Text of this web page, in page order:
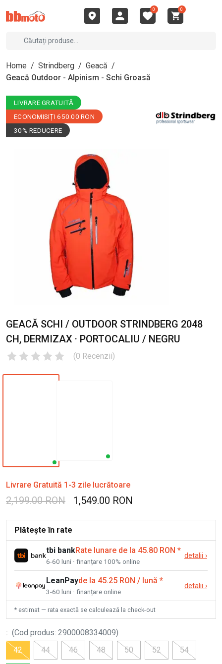
0 0
Home / Strindberg / Geacă /
Geacă Outdoor - Alpinism - Schi Groasă
LIVRARE GRATUITĂ
ECONOMISIȚI 650.00 RON
30% REDUCERE
GEACĂ SCHI / OUTDOOR STRINDBERG 2048
CH, DERMIZAX · PORTOCALIU / NEGRU
(0 Recenzii)
Livrare Gratuită 1-3 zile lucrătoare
2,199.00 RON 1,549.00 RON
Plătește în rate
tbi bankRate lunare de la 45.80 RON *
6-60 luni · finanțare 100% online
detalii ›
LeanPayde la 45.25 RON / lună *
3-60 luni · finanțare online
detalii ›
* estimat — rata exactă se calculează la check-out
: (Cod produs: 2900008334009)
42
44 46 48 50 52 54